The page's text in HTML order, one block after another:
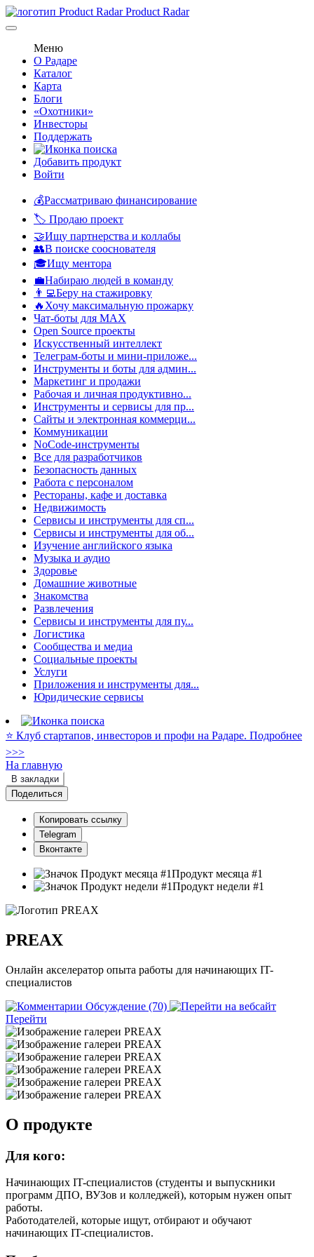
Product Radar
Меню
О Радаре
Каталог
Карта
Блоги
«Охотники»
Инвесторы
Поддержать
Добавить продукт
Войти
💰Рассматриваю финансирование
🏷️ Продаю проект
🤝Ищу партнерства и коллабы
👥В поиске сооснователя
🎓Ищу ментора
💼Набираю людей в команду
👨‍💻Беру на стажировку
🔥Хочу максимальную прожарку
Чат-боты для MAX
Open Source проекты
Искусственный интеллект
Телеграм-боты и мини-приложе...
Инструменты и боты для админ...
Маркетинг и продажи
Рабочая и личная продуктивно...
Инструменты и сервисы для пр...
Сайты и электронная коммерци...
Коммуникации
NoCode-инструменты
Все для разработчиков
Безопасность данных
Работа с персоналом
Рестораны, кафе и доставка
Недвижимость
Сервисы и инструменты для сп...
Сервисы и инструменты для об...
Изучение английского языка
Музыка и аудио
Здоровье
Домашние животные
Знакомства
Развлечения
Сервисы и инструменты для пу...
Логистика
Сообщества и медиа
Социальные проекты
Услуги
Приложения и инструменты для...
Юридические сервисы
⭐️ Клуб стартапов, инвесторов и профи на Радаре. Подробнее
>>>
На главную
В закладки
Поделиться
Копировать ссылку
Telegram
Вконтакте
Продукт месяца #1
Продукт недели #1
PREAX
Онлайн акселератор опыта работы для начинающих IT-
специалистов
Обсуждение (70)
Перейти
О продукте
Для кого:
Начинающих IT-специалистов (студенты и выпускники
программ ДПО, ВУЗов и колледжей), которым нужен опыт
работы.
Работодателей, которые ищут, отбирают и обучают
начинающих IT-специалистов.